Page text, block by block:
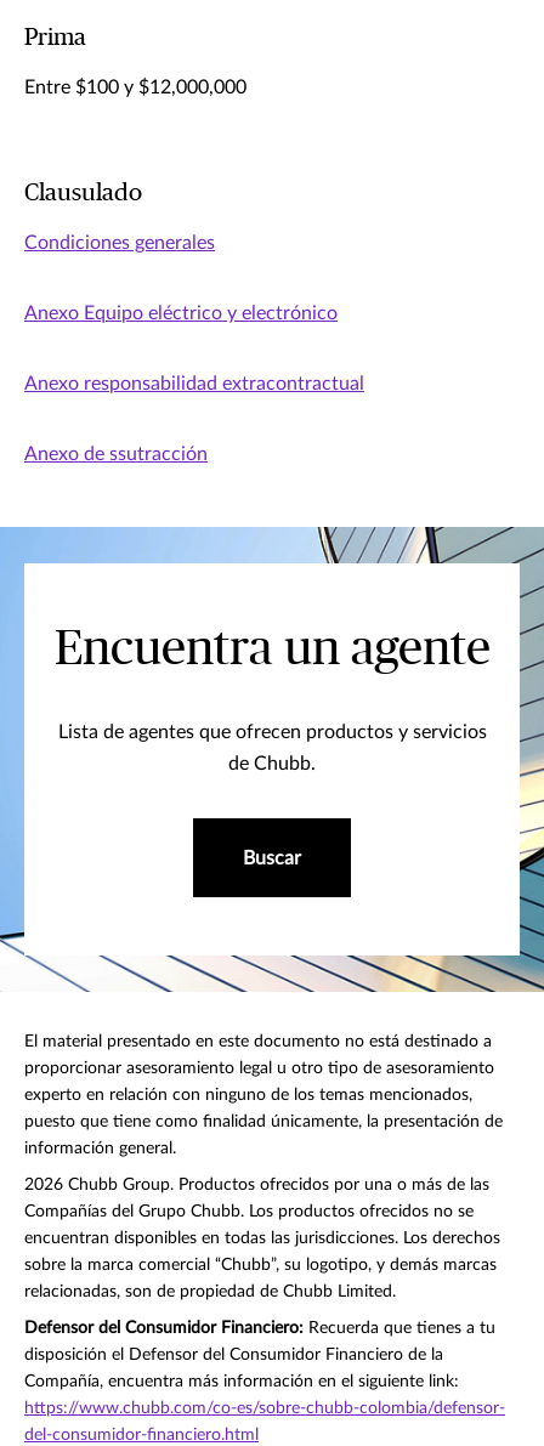
Prima
Entre $100 y $12,000,000
Clausulado
Condiciones generales
Anexo Equipo eléctrico y electrónico
Anexo responsabilidad extracontractual
Anexo de ssutracción
Encuentra un agente
Lista de agentes que ofrecen productos y servicios
de Chubb.
Buscar
El material presentado en este documento no está destinado a
proporcionar asesoramiento legal u otro tipo de asesoramiento
experto en relación con ninguno de los temas mencionados,
puesto que tiene como finalidad únicamente, la presentación de
información general.
2026 Chubb Group. Productos ofrecidos por una o más de las
Compañías del Grupo Chubb. Los productos ofrecidos no se
encuentran disponibles en todas las jurisdicciones. Los derechos
sobre la marca comercial “Chubb”, su logotipo, y demás marcas
relacionadas, son de propiedad de Chubb Limited.
Defensor del Consumidor Financiero: Recuerda que tienes a tu
disposición el Defensor del Consumidor Financiero de la
Compañía, encuentra más información en el siguiente link:
https://www.chubb.com/co-es/sobre-chubb-colombia/defensor-
del-consumidor-financiero.html